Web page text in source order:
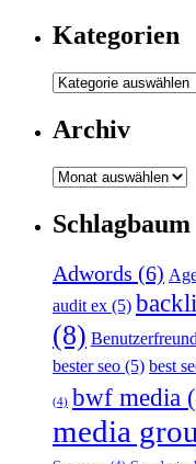
Kategorien
Kategorien
Archiv
Archiv
Schlagbaum
Adwords (6)
audit ex (5)
(8)
bester seo (5) best
(4) bwf media
media